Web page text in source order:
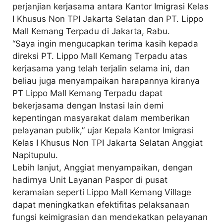
perjanjian kerjasama antara Kantor Imigrasi Kelas
I Khusus Non TPI Jakarta Selatan dan PT. Lippo
Mall Kemang Terpadu di Jakarta, Rabu.
“Saya ingin mengucapkan terima kasih kepada
direksi PT. Lippo Mall Kemang Terpadu atas
kerjasama yang telah terjalin selama ini, dan
beliau juga menyampaikan harapannya kiranya
PT Lippo Mall Kemang Terpadu dapat
bekerjasama dengan Instasi lain demi
kepentingan masyarakat dalam memberikan
pelayanan publik,” ujar Kepala Kantor Imigrasi
Kelas I Khusus Non TPI Jakarta Selatan Anggiat
Napitupulu.
Lebih lanjut, Anggiat menyampaikan, dengan
hadirnya Unit Layanan Paspor di pusat
keramaian seperti Lippo Mall Kemang Village
dapat meningkatkan efektifitas pelaksanaan
fungsi keimigrasian dan mendekatkan pelayanan